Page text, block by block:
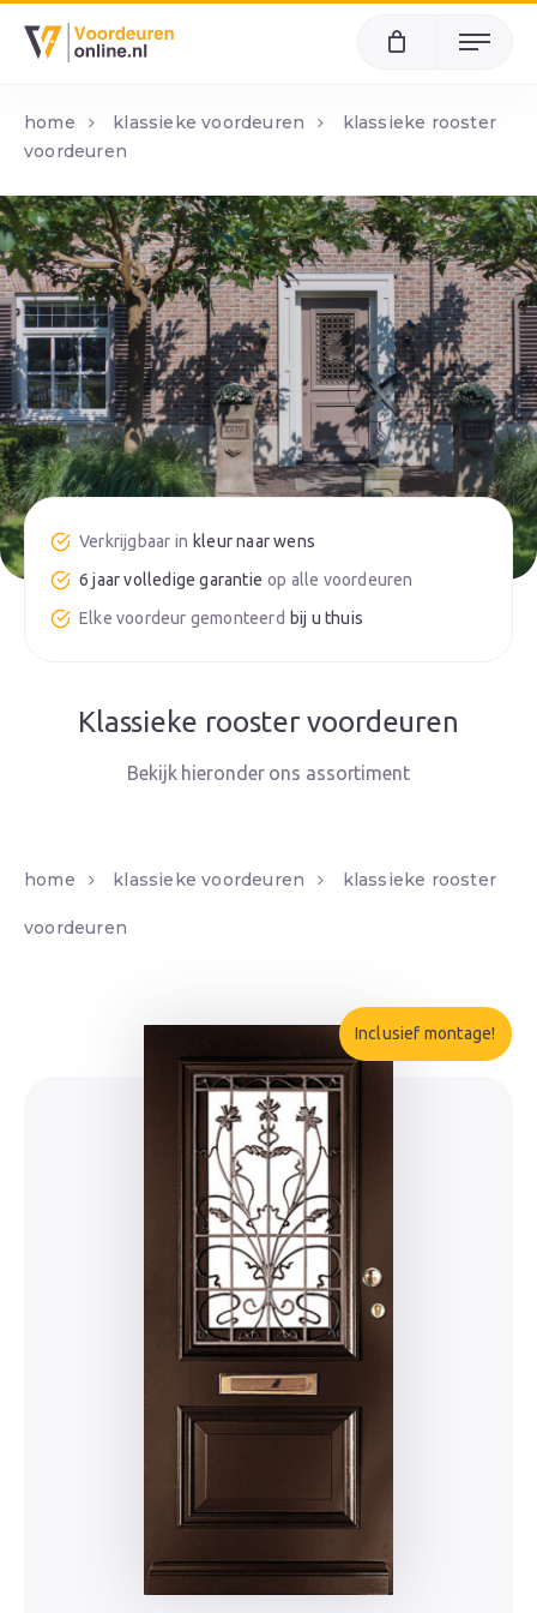
Menu
home klassieke voordeuren
klassieke rooster
voordeuren
kleur naar wens
6 jaar volledige garantie
bij u thuis
Klassieke rooster voordeuren
home klassieke voordeuren klassieke rooster
voordeuren
Inclusief montage!